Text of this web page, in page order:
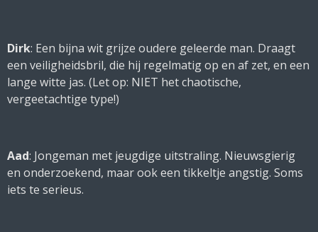
Dirk: Een bijna wit grijze oudere geleerde man. Draagt
een veiligheidsbril, die hij regelmatig op en af zet, en een
lange witte jas. (Let op: NIET het chaotische,
vergeetachtige type!)
Aad: Jongeman met jeugdige uitstraling. Nieuwsgierig
en onderzoekend, maar ook een tikkeltje angstig. Soms
iets te serieus.